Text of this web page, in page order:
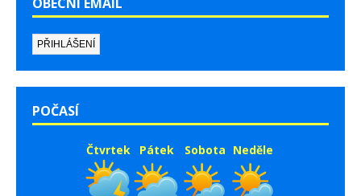
POČASÍ
Čtvrtek Pátek Sobota Neděle